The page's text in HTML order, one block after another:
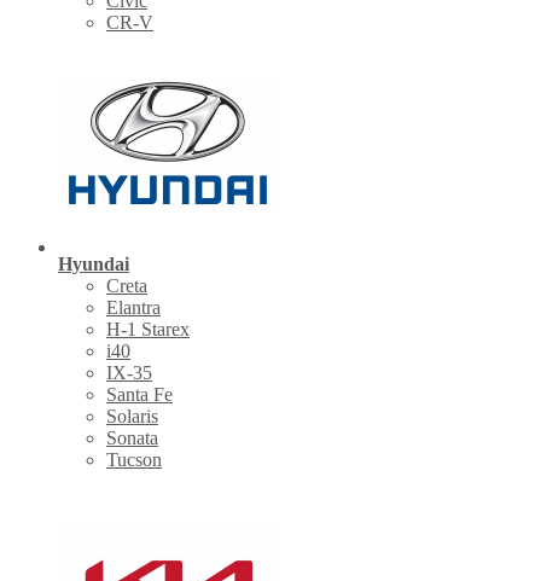
CR-V
Hyundai
Creta
Elantra
H-1 Starex
i40
IX-35
Santa Fe
Solaris
Sonata
Tucson